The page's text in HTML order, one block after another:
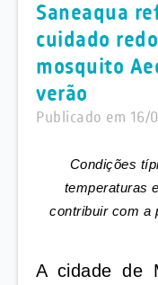
Saneaqua
cuidado
mosquito
verão
Publicado em 16/
Condições
temperaturas
contribuir com a
A cidade de